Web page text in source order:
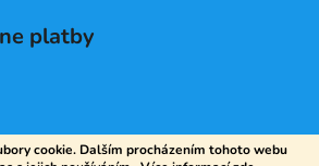
cookie. Dalším procházením tohoto webu
platby